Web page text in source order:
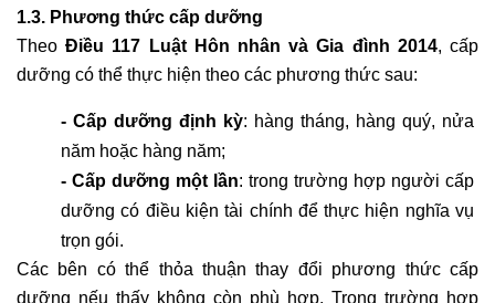
1.3. Phương thức cấp dưỡng
Theo Điều 117 Luật Hôn nhân và Gia đình 2014, cấp
dưỡng có thể thực hiện theo các phương thức sau:
- Cấp dưỡng định kỳ: hàng tháng, hàng quý, nửa
năm hoặc hàng năm;
- Cấp dưỡng một lần: trong trường hợp người cấp
dưỡng có điều kiện tài chính để thực hiện nghĩa vụ
trọn gói.
Các bên có thể thỏa thuận thay đổi phương thức cấp
dưỡng nếu thấy không còn phù hợp. Trong trường hợp